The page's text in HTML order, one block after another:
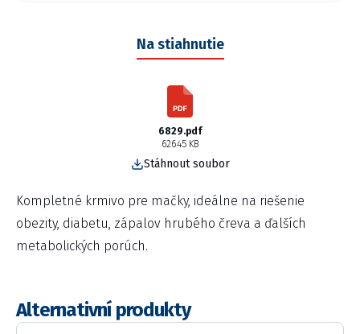
Na stiahnutie
6829.pdf
626.45 KB
Stáhnout soubor
Kompletné krmivo pre mačky, ideálne na riešenie
obezity, diabetu, zápalov hrubého čreva a ďalších
metabolických porúch.
Alternativní produkty